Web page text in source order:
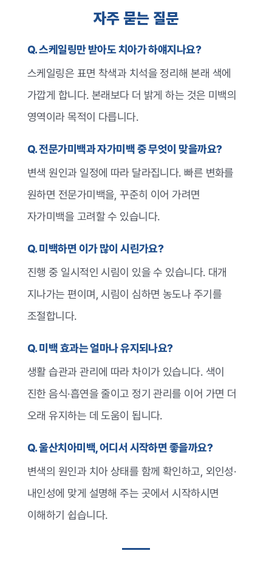
자주 묻는 질문
Q. 스케일링만 받아도 치아가 하얘지나요?
스케일링은 표면 착색과 치석을 정리해 본래 색에
가깝게 합니다. 본래보다 더 밝게 하는 것은 미백의
영역이라 목적이 다릅니다.
Q. 전문가미백과 자가미백 중 무엇이 맞을까요?
변색 원인과 일정에 따라 달라집니다. 빠른 변화를
원하면 전문가미백을, 꾸준히 이어 가려면
자가미백을 고려할 수 있습니다.
Q. 미백하면 이가 많이 시린가요?
진행 중 일시적인 시림이 있을 수 있습니다. 대개
지나가는 편이며, 시림이 심하면 농도나 주기를
조절합니다.
Q. 미백 효과는 얼마나 유지되나요?
생활 습관과 관리에 따라 차이가 있습니다. 색이
진한 음식·흡연을 줄이고 정기 관리를 이어 가면 더
오래 유지하는 데 도움이 됩니다.
Q. 울산치아미백, 어디서 시작하면 좋을까요?
변색의 원인과 치아 상태를 함께 확인하고, 외인성·
내인성에 맞게 설명해 주는 곳에서 시작하시면
이해하기 쉽습니다.